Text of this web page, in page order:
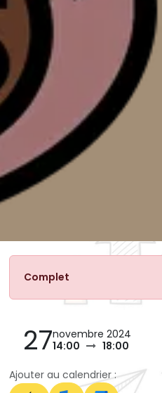
Complet
27novembre 2024
14:00
18:00
Ajouter au calendrier :